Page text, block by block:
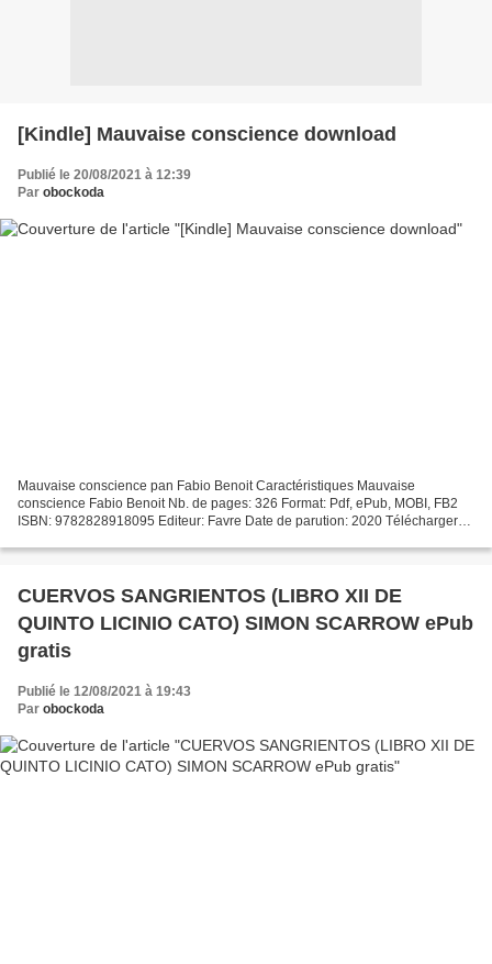
[Kindle] Mauvaise conscience download
Publié le 20/08/2021 à 12:39
Par obockoda
Mauvaise conscience pan Fabio Benoit Caractéristiques Mauvaise
conscience Fabio Benoit Nb. de pages: 326 Format: Pdf, ePub, MOBI, FB2
ISBN: 9782828918095 Editeur: Favre Date de parution: 2020 Télécharger
CUERVOS SANGRIENTOS (LIBRO XII DE
QUINTO LICINIO CATO) SIMON SCARROW ePub
gratis
Publié le 12/08/2021 à 19:43
Par obockoda